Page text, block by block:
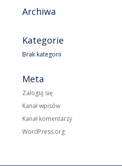
Archiwa
Kategorie
Brak kategorii
Meta
Zaloguj się
Kanał wpisów
Kanał komentarzy
WordPress.org